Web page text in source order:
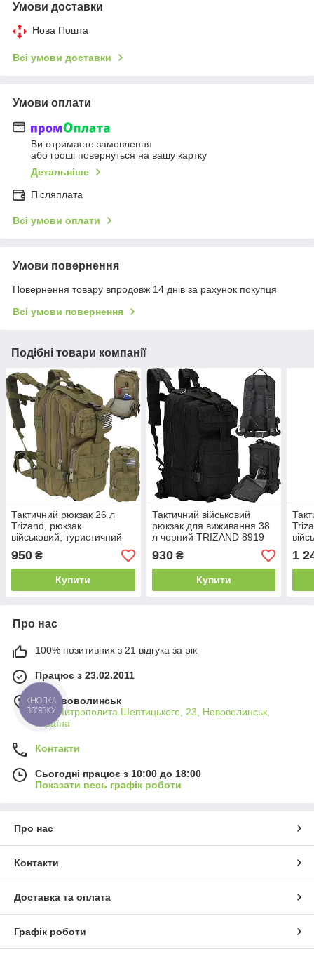
Умови доставки
Нова Пошта
Всі умови доставки
Умови оплати
Ви отримаєте замовлення
або гроші повернуться на вашу картку
Детальніше
Післяплата
Всі умови оплати
Умови повернення
Повернення товару впродовж 14 днів за рахунок покупця
Всі умови повернення
Подібні товари компанії
Тактичний рюкзак 26 л
Trizand, рюкзак
військовий, туристичний
рюкзак, Зелений (23243)
950 ₴
Купити
Тактичний військовий
рюкзак для виживання 38
л чорний TRIZAND 8919
930₴
Купити
1
Про нас
100% позитивних з 21 відгука за рік
Працює з 23.02.2011
м. Нововолинськ
вул. Митрополита Шептицького, 23, Нововолинськ,
Україна
Контакти
Сьогодні працює з 10:00 до 18:00
Показати весь графік роботи
Про нас
Контакти
Доставка та оплата
Графік роботи
КНОПКА
ЗВ'ЯЗКУ